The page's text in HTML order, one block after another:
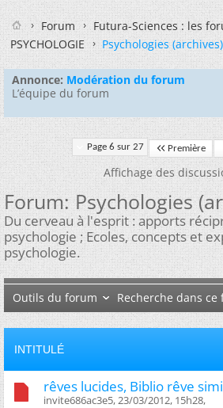
Forum
Futura-Sciences : les
PSYCHOLOGIE
Psychologies (archives)
Annonce: Modération du forum
L’équipe du forum
Page 6 sur 27 Première
Affichage des
Forum:Psychologies
Du cerveau à l'esprit : apports
psychologie ; Ecoles, concepts et
psychologie.
Outils du forum Recherche dans ce
INTITULÉ
rêves lucides, Biblio rêve
invite686ac3e5, 23/03/2012, 15h28, ‎